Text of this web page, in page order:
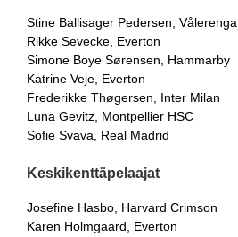
Stine Ballisager Pedersen, Vålerenga
Rikke Sevecke, Everton
Simone Boye Sørensen, Hammarby
Katrine Veje, Everton
Frederikke Thøgersen, Inter Milan
Luna Gevitz, Montpellier HSC
Sofie Svava, Real Madrid
Keskikenttäpelaajat
Josefine Hasbo, Harvard Crimson
Karen Holmgaard, Everton